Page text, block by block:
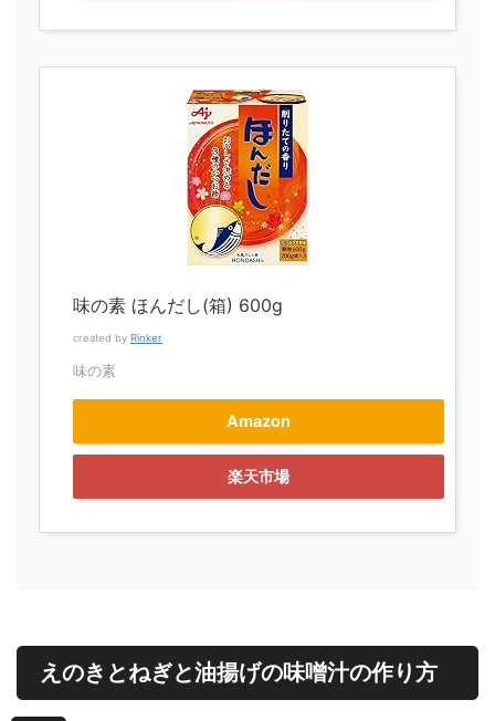
味の素 ほんだし(箱) 600g
created by Rinker
味の素
Amazon
楽天市場
えのきとねぎと油揚げの味噌汁の作り方